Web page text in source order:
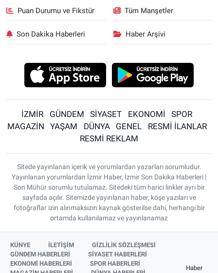
Puan Durumu ve Fikstür Tüm Manşetler
Son Dakika Haberleri Haber Arşivi
İZMİR GÜNDEM SİYASET EKONOMİ
SPOR
MAGAZİN
YAŞAM DÜNYA GENEL
RESMİ İLANLAR
RESMİ REKLAM
Sitede yayınlanan içerik ve yorumlardan yazarları sorumludur.
Yayınlanan yorumlardan İzmir Haber, İzmir Son Dakika Haberleri |
Son Mühür sorumlu tutulamaz. Sitedeki tüm harici linkler ayrı bir
sayfada açılır. Sitemizde yayınlanan haber, köşe yazıları ve
fotoğraflar izin alınmaksızın kaynak gösterilse dahi, herhangi bir
ortamda kullanılamaz ve yayınlanamaz
KÜNYE İLETİŞİM
GİZLİLİK SÖZLEŞMESİ
GÜNDEM HABERLERİ
SİYASET HABERLERİ
EKONOMİ HABERLERİ
SPOR HABERLERİ
Haber